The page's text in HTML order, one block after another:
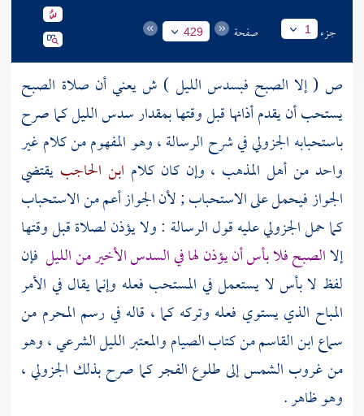
جزء 1 صفحة 429
ص ( إلا الصبح فبسدس الليل ) ش يعني أن صلاة الصبح
يستحب أن يقدم أذانها قبل وقتها بمقدار سدس الليل كما صرح
باستحبابه الجزوليفي شرح الرسالة ، وهو المفهوم من كلام غير
واحد من أهل المذهب ، وإن كان كلام ابن الحاجب يقتضي
الجواز فيحمل على الاستحباب ; لأن الجواز أعم من الاستحباب
كما حملالجزوليعليه قول الرسالة : ولا يؤذن لصلاة قبل وقتها
إلاالصبح فلا بأس أن يؤذن لها في السدس الأخير من الليل فإن
لفظ لا بأس لا يستعمل في المستحب فعله وإنما يقال في الأمر
المباح الذي يستوي فعله وتركه كما ، قاله في رسم المحرم من
سماعابن القاسممن كتاب الصيام والمعتبر الليل الشرعي ، وهو
من غروب الشمس إلى طلوع الفجر كما صرح بذلك الجزولي،
وهو ظاهر .